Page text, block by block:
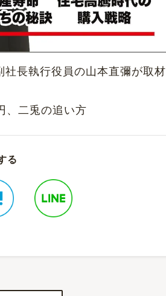
長執行役員の山本直彌が取材
、二兎の追い方
る